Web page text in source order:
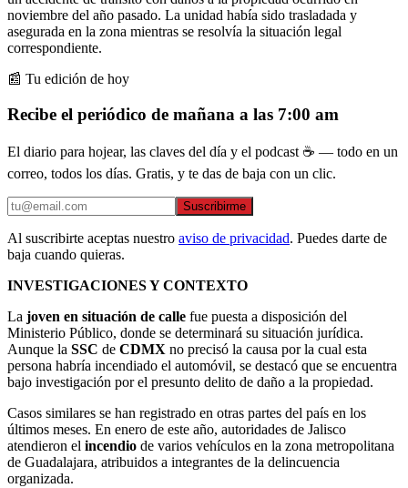
noviembre del año pasado. La unidad había sido trasladada y
asegurada en la zona mientras se resolvía la situación legal
correspondiente.
📰 Tu edición de hoy
Recibe el periódico de mañana a las 7:00 am
El diario para hojear, las claves del día y el podcast ☕ — todo en un
correo, todos los días. Gratis, y te das de baja con un clic.
Suscribirme
Al suscribirte aceptas nuestro aviso de privacidad. Puedes darte de
baja cuando quieras.
INVESTIGACIONES Y CONTEXTO
La joven en situación de calle fue puesta a disposición del
Ministerio Público, donde se determinará su situación jurídica.
Aunque la SSC de CDMX no precisó la causa por la cual esta
persona habría incendiado el automóvil, se destacó que se encuentra
bajo investigación por el presunto delito de daño a la propiedad.
Casos similares se han registrado en otras partes del país en los
últimos meses. En enero de este año, autoridades de Jalisco
atendieron el incendio de varios vehículos en la zona metropolitana
de Guadalajara, atribuidos a integrantes de la delincuencia
organizada.